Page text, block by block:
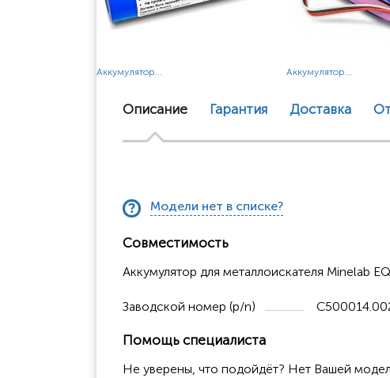
Аккумулятор... Аккумулятор...
Описание Гарантия Доставка
Модели нет в списке?
Совместимость
Аккумулятор для металлоискателя Minelab
Заводской номер (p/n)
Помощь специалиста
Не уверены, что подойдёт? Нет Вашей